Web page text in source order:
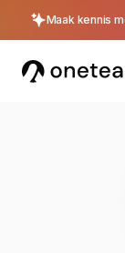
Maak kennis